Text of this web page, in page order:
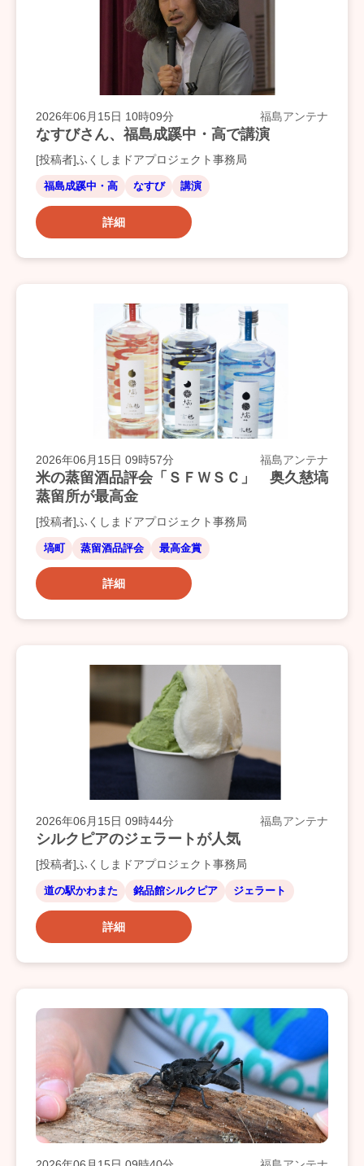
2026年06月15日 10時09分 福島アンテナ
なすびさん、福島成蹊中・高で講演
[投稿者]ふくしまドアプロジェクト事務局
福島成蹊中・高 なすび 講演
詳細
2026年06月15日 09時57分 福島アンテナ
米の蒸留酒品評会「ＳＦＷＳＣ」 奥久慈塙
蒸留所が最高金
[投稿者]ふくしまドアプロジェクト事務局
塙町 蒸留酒品評会 最高金賞
詳細
2026年06月15日 09時44分 福島アンテナ
シルクピアのジェラートが人気
[投稿者]ふくしまドアプロジェクト事務局
道の駅かわまた 銘品館シルクピア ジェラート
詳細